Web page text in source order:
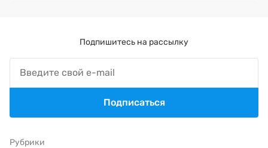
Рубрики
Подпишитесь на рассылку
Подписаться